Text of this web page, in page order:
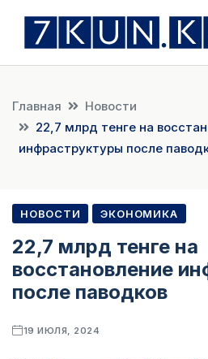
Главная
Новости
22,7 млрд тенге на
инфраструктуры после
НОВОСТИ ЭКОНОМИКА
22,7 млрд тенге на
восстановление
после паводков
19 ИЮЛЯ, 2024